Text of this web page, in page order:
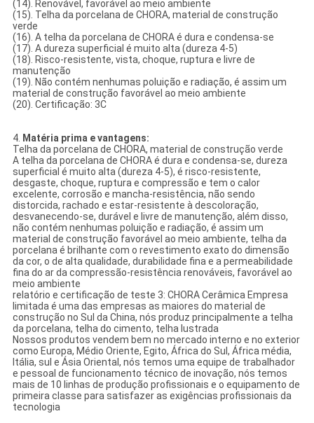
(14). Renovável, favorável ao meio ambiente
(15). Telha da porcelana de CHORA, material de construção
verde
(16). A telha da porcelana de CHORA é dura e condensa-se
(17). A dureza superficial é muito alta (dureza 4-5)
(18). Risco-resistente, vista, choque, ruptura e livre de
manutenção
(19). Não contém nenhumas poluição e radiação, é assim um
material de construção favorável ao meio ambiente
(20). Certificação: 3C
4. Matéria prima e vantagens:
Telha da porcelana de CHORA, material de construção verde
A telha da porcelana de CHORA é dura e condensa-se, dureza
superficial é muito alta (dureza 4-5), é risco-resistente,
desgaste, choque, ruptura e compressão e tem o calor
excelente, corrosão e mancha-resistência, não sendo
distorcida, rachado e estar-resistente à descoloração,
desvanecendo-se, durável e livre de manutenção, além disso,
não contém nenhumas poluição e radiação, é assim um
material de construção favorável ao meio ambiente, telha da
porcelana é brilhante com o revestimento exato do dimensão
da cor, o de alta qualidade, durabilidade fina e a permeabilidade
fina do ar da compressão-resistência renováveis, favorável ao
meio ambiente
relatório e certificação de teste 3: CHORA Cerâmica Empresa
limitada é uma das empresas as maiores do material de
construção no Sul da China, nós produz principalmente a telha
da porcelana, telha do cimento, telha lustrada
Nossos produtos vendem bem no mercado interno e no exterior
como Europa, Médio Oriente, Egito, África do Sul, África média,
Itália, sul e Ásia Oriental, nós temos uma equipe de trabalhador
e pessoal de funcionamento técnico de inovação, nós temos
mais de 10 linhas de produção profissionais e o equipamento de
primeira classe para satisfazer as exigências profissionais da
tecnologia